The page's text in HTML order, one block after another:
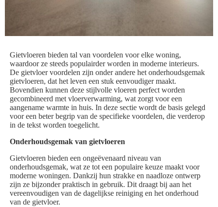
Gietvloeren bieden tal van voordelen voor elke woning,
waardoor ze steeds populairder worden in moderne interieurs.
De gietvloer voordelen zijn onder andere het onderhoudsgemak
gietvloeren, dat het leven een stuk eenvoudiger maakt.
Bovendien kunnen deze stijlvolle vloeren perfect worden
gecombineerd met vloerverwarming, wat zorgt voor een
aangename warmte in huis. In deze sectie wordt de basis gelegd
voor een beter begrip van de specifieke voordelen, die verderop
in de tekst worden toegelicht.
Onderhoudsgemak van gietvloeren
Gietvloeren bieden een ongeëvenaard niveau van
onderhoudsgemak, wat ze tot een populaire keuze maakt voor
moderne woningen. Dankzij hun strakke en naadloze ontwerp
zijn ze bijzonder praktisch in gebruik. Dit draagt bij aan het
vereenvoudigen van de dagelijkse reiniging en het onderhoud
van de gietvloer.